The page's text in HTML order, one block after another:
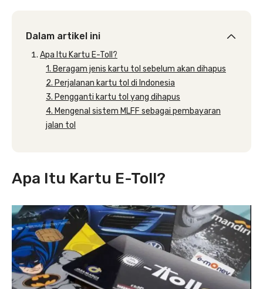
Dalam artikel ini
Apa Itu Kartu E-Toll?
1. Beragam jenis kartu tol sebelum akan dihapus
2. Perjalanan kartu tol di Indonesia
3. Pengganti kartu tol yang dihapus
4. Mengenal sistem MLFF sebagai pembayaran
jalan tol
Apa Itu Kartu E-Toll?